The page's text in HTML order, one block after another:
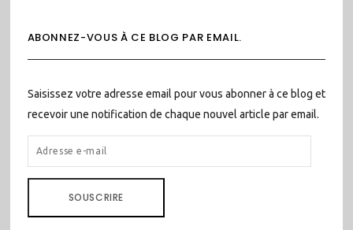
ABONNEZ-VOUS À CE BLOG PAR EMAIL.
Saisissez votre adresse email pour vous abonner à ce blog et
recevoir une notification de chaque nouvel article par email.
ADRESSE
E-
SOUSCRIRE